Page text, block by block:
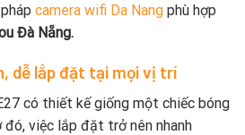
camera wifi Da Nang phù hợp
Đà Nẵng.
dễ lắp đặt tại mọi vị trí
có thiết kế giống một chiếc bóng
việc lắp đặt trở nên nhanh